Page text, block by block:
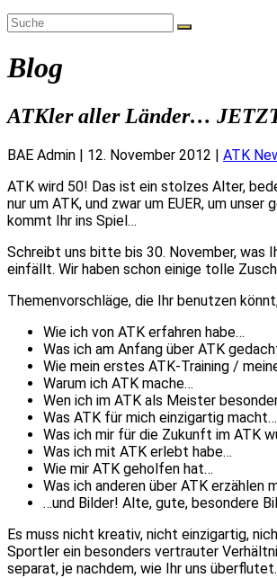
Blog
ATKler aller Länder…
BAE Admin | 12. November 2012 | ATK
ATK wird 50! Das ist ein stolzes Alter,
nur um ATK, und zwar um EUER, um
kommt Ihr ins Spiel…
Schreibt uns bitte bis 30. November, was
einfällt. Wir haben schon einige tolle
Themenvorschläge, die Ihr benutzen
Wie ich von ATK erfahren habe…
Was ich am Anfang über ATK
Wie mein erstes ATK-Training /
Warum ich ATK mache…
Wen ich im ATK als Meister
Was ATK für mich einzigartig macht…
Was ich mir für die Zukunft im ATK
Was ich mit ATK erlebt habe…
Wie mir ATK geholfen hat…
Was ich anderen über ATK erzählen
…und Bilder! Alte, gute, besondere
Es muss nicht kreativ, nicht einzigartig,
Sportler ein besonders vertrauter
separat, je nachdem, wie Ihr uns